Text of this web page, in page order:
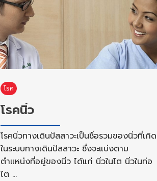
โรค
โรคนิ่ว
โรคนิ่วทางเดินปัสสาวะเป็นชื่อรวมของนิ่วที่เกิด
ในระบบทางเดินปัสสาวะ ซึ่งจะแบ่งตาม
ตำแหน่งที่อยู่ของนิ่ว ได้แก่ นิ่วในไต นิ่วในท่อ
ไต …